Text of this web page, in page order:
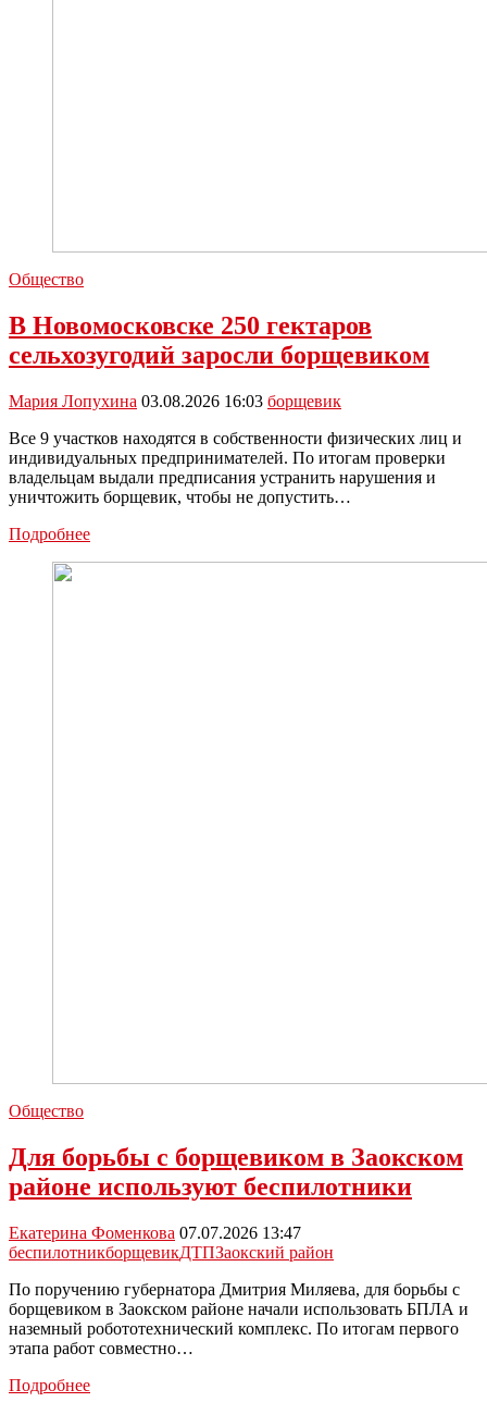
Общество
В Новомосковске 250 гектаров
сельхозугодий заросли борщевиком
Мария Лопухина 03.08.2026 16:03 борщевик
Все 9 участков находятся в собственности физических лиц и
индивидуальных предпринимателей. По итогам проверки
владельцам выдали предписания устранить нарушения и
уничтожить борщевик, чтобы не допустить…
ПодробнееВ
Общество
Для борьбы с борщевиком в Заокском
районе используют беспилотники
Екатерина Фоменкова 07.07.2026 13:47
беспилотникборщевикДТПЗаокский район
По поручению губернатора Дмитрия Миляева, для борьбы с
борщевиком в Заокском районе начали использовать БПЛА и
наземный робототехнический комплекс. По итогам первого
этапа работ совместно…
ПодробнееДля